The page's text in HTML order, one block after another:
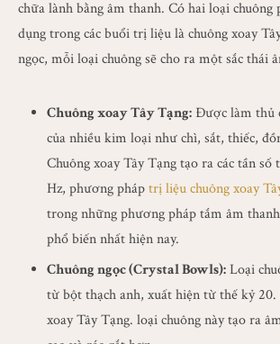
chữa lành bằng âm thanh. Có hai loại
dụng trong các buổi trị liệu là chuông xoay
ngọc, mỗi loại chuông sẽ cho ra một sắc thái
Chuông xoay Tây Tạng: Được làm thủ
của nhiều kim loại như chì, sắt, thiếc,
Chuông xoay Tây Tạng tạo ra các tần số
Hz, phương pháptrị liệu chuông xoay
trong những phương pháp tắm âm
phổ biến nhất hiện nay.
Chuông ngọc (Crystal Bowls):Loại
từ bột thạch anh, xuất hiện từ thế kỷ 20.
xoay Tây Tạng. loại chuông này tạo ra